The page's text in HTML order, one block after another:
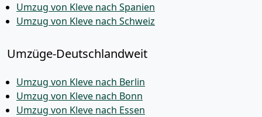
Umzug von Kleve nach Spanien
Umzug von Kleve nach Schweiz
Umzüge-Deutschlandweit
Umzug von Kleve nach Berlin
Umzug von Kleve nach Bonn
Umzug von Kleve nach Essen